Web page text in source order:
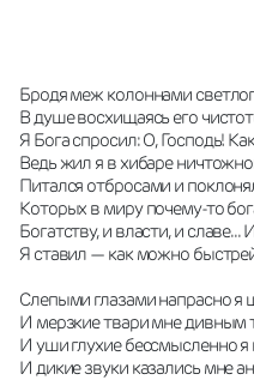
Бродя меж колоннами
В душе восхищаясь его
Я Бога спросил: О, Господь!
Ведь жил я в хибаре
Питался отбросами и
Которых в миру почему-то
Богатству, и власти, и
Я ставил — как можно
Слепыми глазами напрасно я
И мерзкие твари мне дивным
И уши глухие бессмысленно я
И дикие звуки казались мне